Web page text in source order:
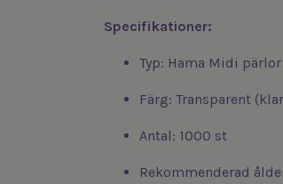
Specifikationer:
Typ: Hama Midi pärlor
Färg: Transparent
Antal: 1000 st
Rekommenderad